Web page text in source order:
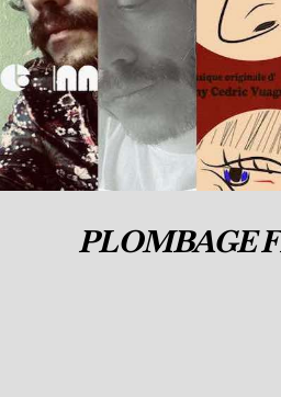
PLOMBAGE